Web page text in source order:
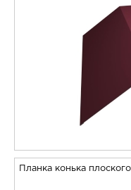
Планка конька плоского